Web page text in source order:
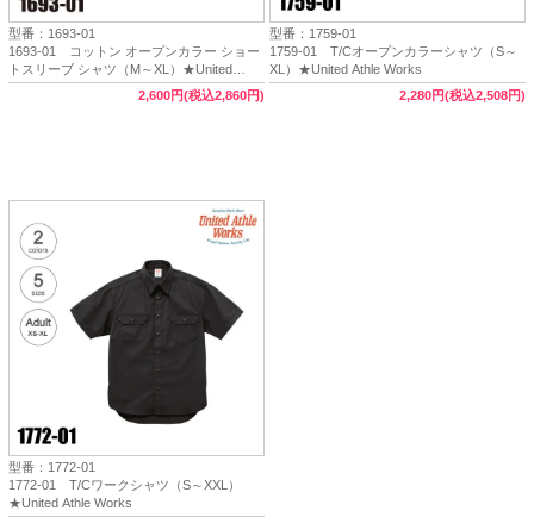
型番：1693-01
1693-01 コットン オープンカラー ショー
トスリーブ シャツ（M～XL）★United
Athle（ユナイテッドアスレ）
2,600円(税込2,860円)
型番：1759-01
1759-01 T/Cオープンカラーシャツ（S～
XL）★United Athle Works
2,280円(税込2,508円)
型番：1772-01
1772-01 T/Cワークシャツ（S～XXL）
★United Athle Works